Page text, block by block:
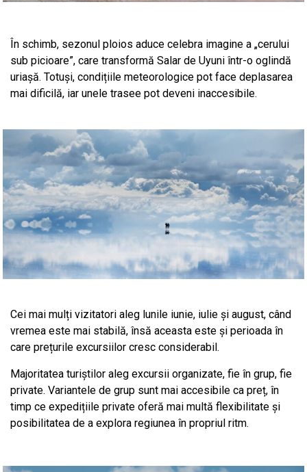
În schimb, sezonul ploios aduce celebra imagine a „cerului
sub picioare”, care transformă Salar de Uyuni într-o oglindă
uriașă. Totuși, condițiile meteorologice pot face deplasarea
mai dificilă, iar unele trasee pot deveni inaccesibile.
Cei mai mulți vizitatori aleg lunile iunie, iulie și august, când
vremea este mai stabilă, însă aceasta este și perioada în
care prețurile excursiilor cresc considerabil.
Majoritatea turiștilor aleg excursii organizate, fie în grup, fie
private. Variantele de grup sunt mai accesibile ca preț, în
timp ce expedițiile private oferă mai multă flexibilitate și
posibilitatea de a explora regiunea în propriul ritm.